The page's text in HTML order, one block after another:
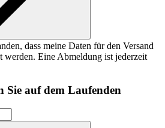
dass meine Daten für den Versand
werden. Eine Abmeldung ist jederzeit
Sie auf dem Laufenden